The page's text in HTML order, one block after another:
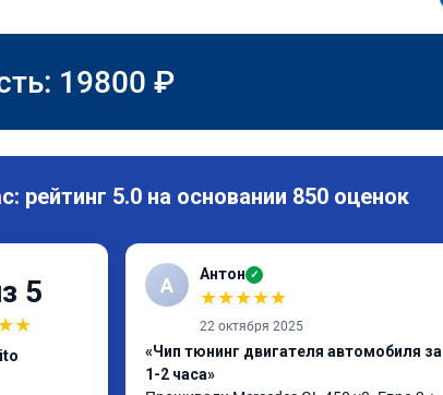
19800 ₽
рейтинг 5.0 на основании 850 оценок
5
★
А Антон ✓
★★★★★
22 октября 2025
«Чип тюнинг двигателя автомобиля за
1-2 часа»